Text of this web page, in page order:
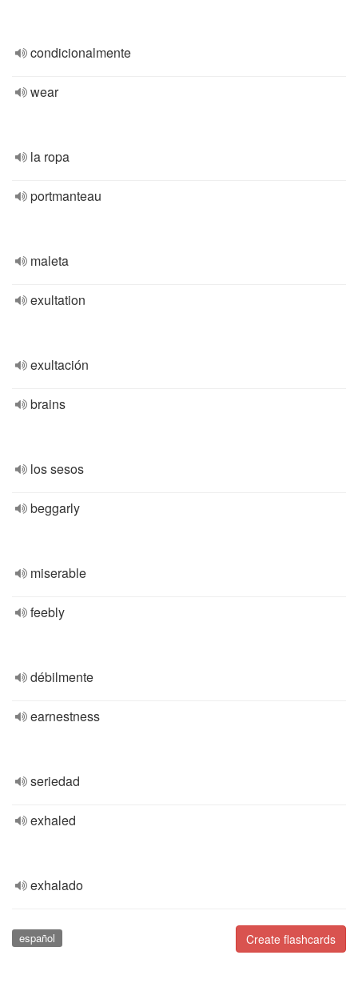
condicionalmente
wear
la ropa
portmanteau
maleta
exultation
exultación
brains
los sesos
beggarly
miserable
feebly
débilmente
earnestness
seriedad
exhaled
exhalado
Create flashcards
español